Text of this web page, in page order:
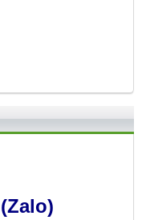
(Zalo)